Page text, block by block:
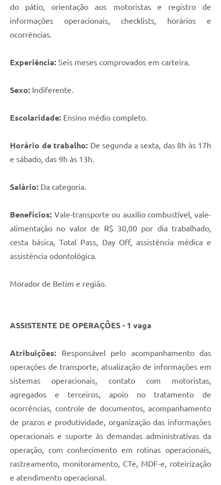
do pátio, orientação aos motoristas e registro de
informações operacionais, checklists, horários e
ocorrências.
Experiência: Seis meses comprovados em carteira.
Sexo: Indiferente.
Escolaridade: Ensino médio completo.
Horário de trabalho: De segunda a sexta, das 8h às 17h
e sábado, das 9h às 13h.
Salário: Da categoria.
Benefícios: Vale-transporte ou auxilio combustível, vale-
alimentação no valor de R$ 30,00 por dia trabalhado,
cesta básica, Total Pass, Day Off, assistência médica e
assistência odontológica.
Morador de Betim e região.
ASSISTENTE DE OPERAÇÕES - 1 vaga
Atribuições: Responsável pelo acompanhamento das
operações de transporte, atualização de informações em
sistemas operacionais, contato com motoristas,
agregados e terceiros, apoio no tratamento de
ocorrências, controle de documentos, acompanhamento
de prazos e produtividade, organização das informações
operacionais e suporte às demandas administrativas da
operação, com conhecimento em rotinas operacionais,
rastreamento, monitoramento, CTe, MDF-e, roteirização
e atendimento operacional.